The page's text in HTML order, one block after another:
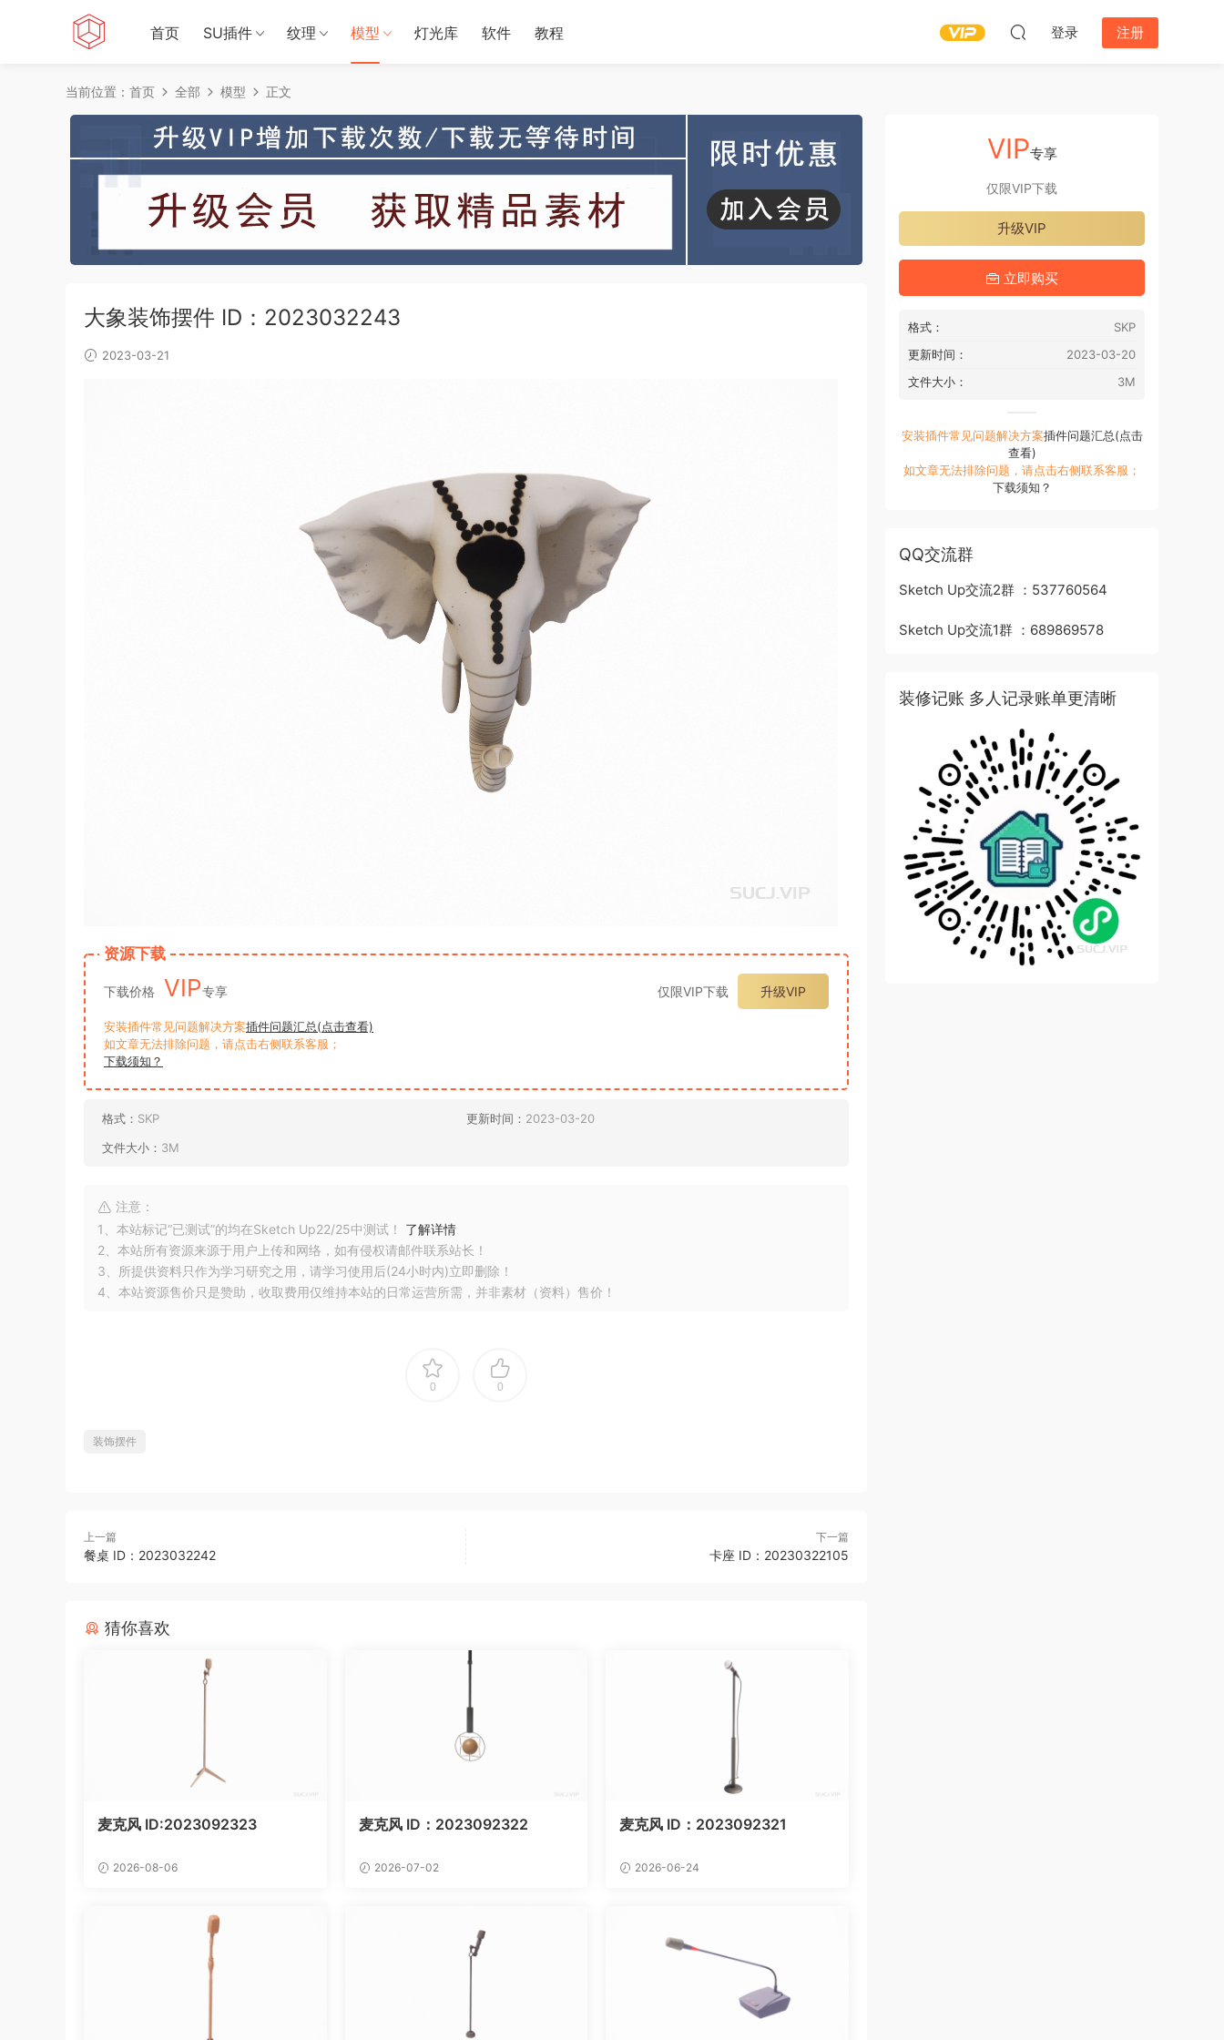
首页 SU插件 纹理 模型 灯光库 软件 教程 登录 注册
当前位置： 首页 全部 模型 正文
大象装饰摆件 ID：2023032243
2023-03-21
资源下载
下载价格 VIP专享 仅限VIP下载 升级VIP
安装插件常见问题解决方案插件问题汇总(点击查看)
如文章无法排除问题，请点击右侧联系客服；
下载须知？
格式： SKP 更新时间： 2023-03-20
文件大小： 3M
注意：
1、本站标记“已测试”的均在Sketch Up22/25中测试！ 了解详情
2、本站所有资源来源于用户上传和网络，如有侵权请邮件联系站长！
3、所提供资料只作为学习研究之用，请学习使用后(24小时内)立即删除！
4、本站资源售价只是赞助，收取费用仅维持本站的日常运营所需，并非素材（资料）售价！
0 0
装饰摆件
上一篇
餐桌 ID：2023032242
下一篇
卡座 ID：20230322105
猜你喜欢
麦克风 ID:2023092323
2026-08-06
麦克风 ID：2023092322
2026-07-02
麦克风 ID：2023092321
2026-06-24
VIP专享
仅限VIP下载
升级VIP
立即购买
格式：
SKP
更新时间：
2023-03-20
文件大小：
3M
安装插件常见问题解决方案插件问题汇总(点击
查看)
如文章无法排除问题，请点击右侧联系客服；
下载须知？
QQ交流群
Sketch Up交流2群 ：537760564
Sketch Up交流1群 ：689869578
装修记账 多人记录账单更清晰